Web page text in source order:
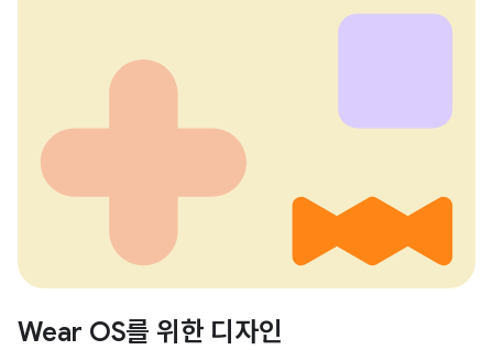
Wear OS를 위한 디자인